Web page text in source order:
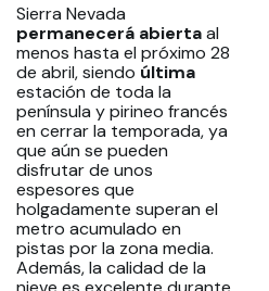
Sierra Nevada
permanecerá abiertaal
menos hasta el próximo 28
de abril, siendo última
estación de toda la
península y pirineo francés
en cerrar la temporada, ya
que aún se pueden
disfrutar de unos
espesores que
holgadamente superan el
metro acumulado en
pistas por la zona media.
Además, la calidad de la